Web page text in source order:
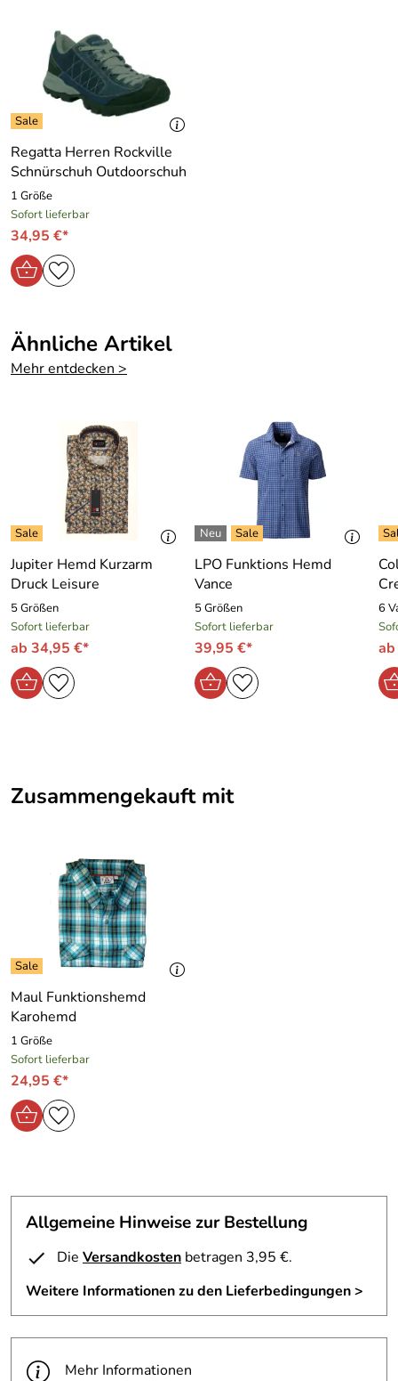
Hersteller: MAUL Sport GmbH, Martin-Kollar-Str. 10,
81829 München, info@maul-sport.de
Regatta Herren Rockville
Schnürschuh Outdoorschuh
1 Größe
Sofort lieferbar
34,95 €*
Ähnliche Artikel
Mehr entdecken >
Jupiter Hemd Kurzarm
Druck Leisure
5 Größen
Sofort lieferbar
ab 34,95 €*
LPO Funktions Hemd
Vance
5 Größen
Sofort lieferbar
39,95 €*
6
Zusammengekauft mit
Maul Funktionshemd
Karohemd
1 Größe
Sofort lieferbar
24,95 €*
Allgemeine Hinweise zur Bestellung
Die Versandkosten betragen 3,95 €.
Weitere Informationen zu den Lieferbedingungen >
Mehr Informationen